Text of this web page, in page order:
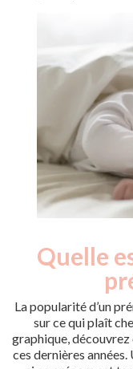
Quelle
La popularité d’un
sur ce qui plaît
graphique,
ces dernières
Année
Nouveaux-
nés
2010
115
2011
105
2012
97
2013
66